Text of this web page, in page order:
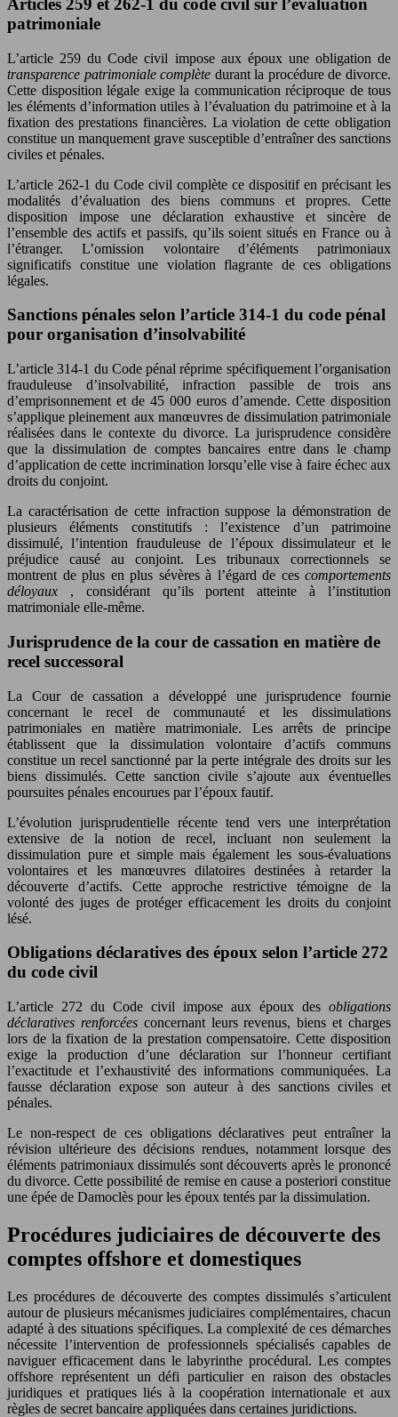
Articles 259 et 262-1 du code civil sur l’évaluation
patrimoniale
L’article 259 du Code civil impose aux époux une obligation de
transparence patrimoniale complète durant la procédure de divorce.
Cette disposition légale exige la communication réciproque de tous
les éléments d’information utiles à l’évaluation du patrimoine et à la
fixation des prestations financières. La violation de cette obligation
constitue un manquement grave susceptible d’entraîner des sanctions
civiles et pénales.
L’article 262-1 du Code civil complète ce dispositif en précisant les
modalités d’évaluation des biens communs et propres. Cette
disposition impose une déclaration exhaustive et sincère de
l’ensemble des actifs et passifs, qu’ils soient situés en France ou à
l’étranger. L’omission volontaire d’éléments patrimoniaux
significatifs constitue une violation flagrante de ces obligations
légales.
Sanctions pénales selon l’article 314-1 du code pénal
pour organisation d’insolvabilité
L’article 314-1 du Code pénal réprime spécifiquement l’organisation
frauduleuse d’insolvabilité, infraction passible de trois ans
d’emprisonnement et de 45 000 euros d’amende. Cette disposition
s’applique pleinement aux manœuvres de dissimulation patrimoniale
réalisées dans le contexte du divorce. La jurisprudence considère
que la dissimulation de comptes bancaires entre dans le champ
d’application de cette incrimination lorsqu’elle vise à faire échec aux
droits du conjoint.
La caractérisation de cette infraction suppose la démonstration de
plusieurs éléments constitutifs : l’existence d’un patrimoine
dissimulé, l’intention frauduleuse de l’époux dissimulateur et le
préjudice causé au conjoint. Les tribunaux correctionnels se
montrent de plus en plus sévères à l’égard de ces comportements
déloyaux , considérant qu’ils portent atteinte à l’institution
matrimoniale elle-même.
Jurisprudence de la cour de cassation en matière de
recel successoral
La Cour de cassation a développé une jurisprudence fournie
concernant le recel de communauté et les dissimulations
patrimoniales en matière matrimoniale. Les arrêts de principe
établissent que la dissimulation volontaire d’actifs communs
constitue un recel sanctionné par la perte intégrale des droits sur les
biens dissimulés. Cette sanction civile s’ajoute aux éventuelles
poursuites pénales encourues par l’époux fautif.
L’évolution jurisprudentielle récente tend vers une interprétation
extensive de la notion de recel, incluant non seulement la
dissimulation pure et simple mais également les sous-évaluations
volontaires et les manœuvres dilatoires destinées à retarder la
découverte d’actifs. Cette approche restrictive témoigne de la
volonté des juges de protéger efficacement les droits du conjoint
lésé.
Obligations déclaratives des époux selon l’article 272
du code civil
L’article 272 du Code civil impose aux époux des obligations
déclaratives renforcées concernant leurs revenus, biens et charges
lors de la fixation de la prestation compensatoire. Cette disposition
exige la production d’une déclaration sur l’honneur certifiant
l’exactitude et l’exhaustivité des informations communiquées. La
fausse déclaration expose son auteur à des sanctions civiles et
pénales.
Le non-respect de ces obligations déclaratives peut entraîner la
révision ultérieure des décisions rendues, notamment lorsque des
éléments patrimoniaux dissimulés sont découverts après le prononcé
du divorce. Cette possibilité de remise en cause a posteriori constitue
une épée de Damoclès pour les époux tentés par la dissimulation.
Procédures judiciaires de découverte des
comptes offshore et domestiques
Les procédures de découverte des comptes dissimulés s’articulent
autour de plusieurs mécanismes judiciaires complémentaires, chacun
adapté à des situations spécifiques. La complexité de ces démarches
nécessite l’intervention de professionnels spécialisés capables de
naviguer efficacement dans le labyrinthe procédural. Les comptes
offshore représentent un défi particulier en raison des obstacles
juridiques et pratiques liés à la coopération internationale et aux
règles de secret bancaire appliquées dans certaines juridictions.